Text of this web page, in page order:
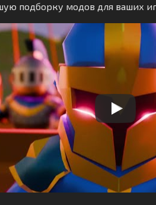
подборку модов для ваших